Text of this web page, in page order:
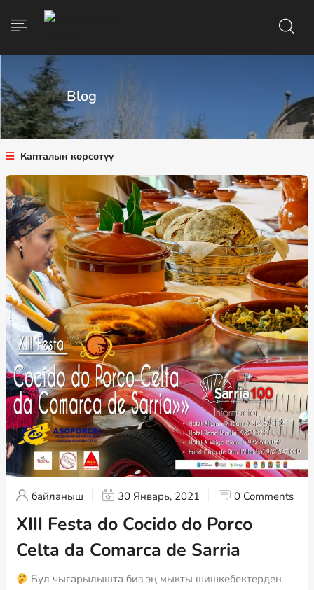
Blog
Капталын көрсөтүү
байланыш 30 Январь, 2021 0 Comments
XIII Festa do Cocido do Porco
Celta da Comarca de Sarria
Бул чыгарылышта биз эң мыкты шишкебектерден